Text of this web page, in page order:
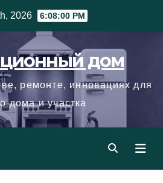
2026 6:08:01 PM
дом
ремонте, инновациях для
дома и участка